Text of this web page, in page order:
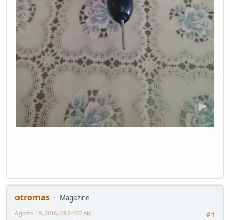
otromas
Magazine
#1
Agosto 19, 2016, 09:24:03 AM